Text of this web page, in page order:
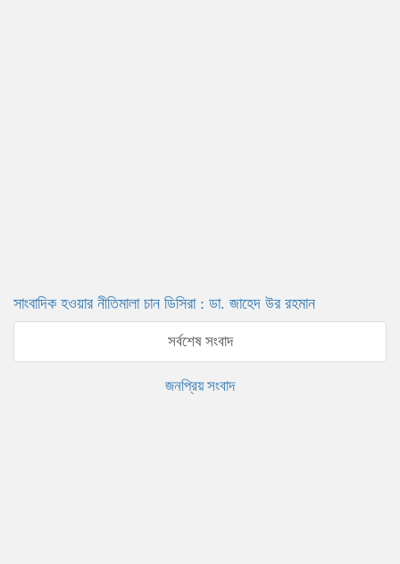
সাংবাদিক হওয়ার নীতিমালা চান ডিসিরা : ডা. জাহেদ উর রহমান
সর্বশেষ সংবাদ
জনপ্রিয় সংবাদ